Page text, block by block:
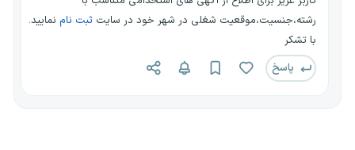
رشته،جنسیت،موقعیت شغلی در شهر خود در سایت ثبت نام نمایید.
با تشکر
پاسخ